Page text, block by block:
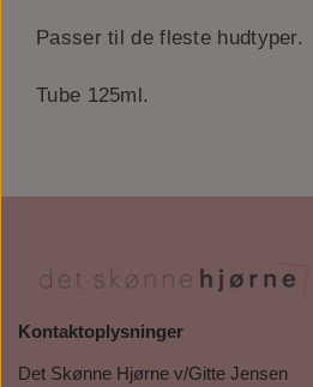
Passer til de fleste hudtyper.
Tube 125ml.
Kontaktoplysninger
Det Skønne Hjørne v/Gitte Jensen